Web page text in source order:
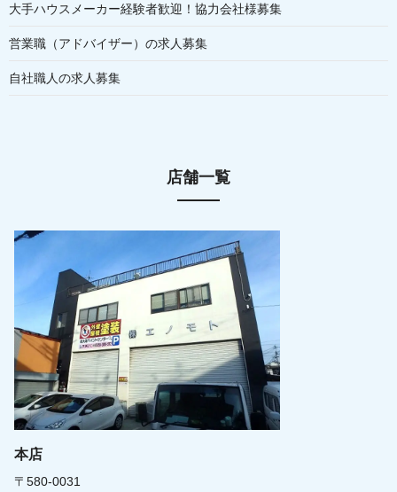
大手ハウスメーカー経験者歓迎！協力会社様募集
営業職（アドバイザー）の求人募集
自社職人の求人募集
店舗一覧
本店
〒580-0031